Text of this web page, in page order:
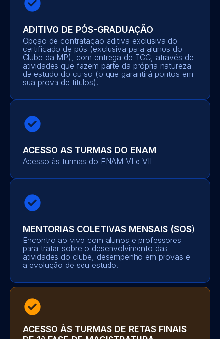
ADITIVO DE PÓS-GRADUAÇÃO
Opção de contratação aditiva exclusiva do
certificado de pós (exclusiva para alunos do
Clube da MP), com entrega de TCC, através de
atividades que fazem parte da própria natureza
de estudo do curso (o que garantirá pontos em
sua prova de títulos).
ACESSO AS TURMAS DO ENAM
Acesso às turmas do ENAM VI e VII
MENTORIAS COLETIVAS MENSAIS (SOS)
Encontro ao vivo com alunos e professores
para tratar sobre o desenvolvimento das
atividades do clube, desempenho em provas e
a evolução de seu estudo.
ACESSO ÀS TURMAS DE RETAS FINAIS